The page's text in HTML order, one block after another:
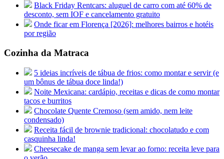
Black Friday Rentcars: aluguel de carro com até 60% de
desconto, sem IOF e cancelamento gratuito
Onde ficar em Florença [2026]: melhores bairros e hotéis
por região
Cozinha da Matraca
5 ideias incríveis de tábua de frios: como montar e servir (e
um bônus de tábua doce linda!)
Noite Mexicana: cardápio, receitas e dicas de como montar
tacos e burritos
Chocolate Quente Cremoso (sem amido, nem leite
condensado)
Receita fácil de brownie tradicional: chocolatudo e com
casquinha linda!
Cheesecake de manga sem levar ao forno: receita leve para